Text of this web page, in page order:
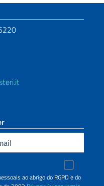
ao abrigo do RGPD e do